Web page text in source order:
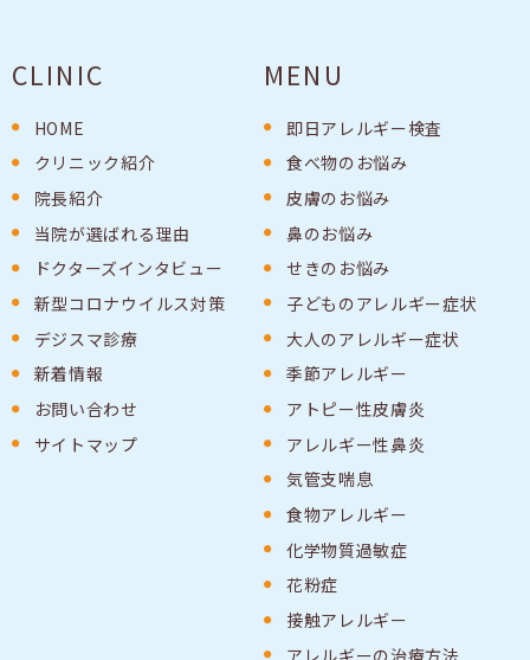
CLINIC
HOME
クリニック紹介
院長紹介
当院が選ばれる理由
ドクターズインタビュー
新型コロナウイルス対策
デジスマ診療
新着情報
お問い合わせ
サイトマップ
MENU
即日アレルギー検査
食べ物のお悩み
皮膚のお悩み
鼻のお悩み
せきのお悩み
子どものアレルギー症状
大人のアレルギー症状
季節アレルギー
アトピー性皮膚炎
アレルギー性鼻炎
気管支喘息
食物アレルギー
化学物質過敏症
花粉症
接触アレルギー
アレルギーの治療方法